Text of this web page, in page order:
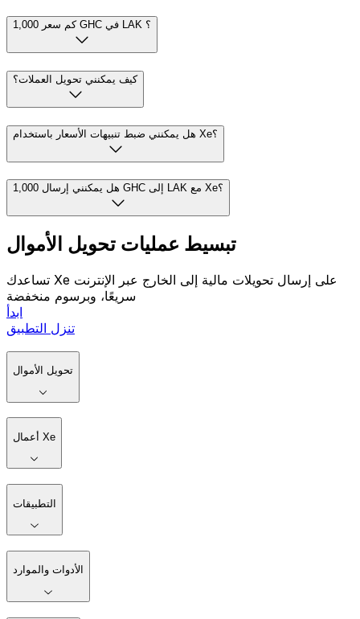
كم سعر 1,000 GHC في LAK ؟
كيف يمكنني تحويل العملات؟
هل يمكنني ضبط تنبيهات الأسعار باستخدام Xe؟
هل يمكنني إرسال 1,000 GHC إلى LAK مع Xe؟
تبسيط عمليات تحويل الأموال
تساعدك Xe على إرسال تحويلات مالية إلى الخارج عبر الإنترنت
سريعًا، وبرسوم منخفضة
ابدأ
تنزل التطبيق
تحويل الأموال
أعمال Xe
التطبيقات
الأدوات والموارد